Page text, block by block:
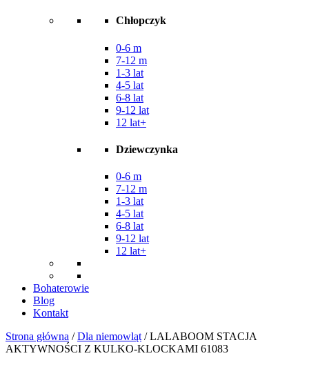
Chłopczyk
0-6 m
7-12 m
1-3 lat
4-5 lat
6-8 lat
9-12 lat
12 lat+
Dziewczynka
0-6 m
7-12 m
1-3 lat
4-5 lat
6-8 lat
9-12 lat
12 lat+
Bohaterowie
Blog
Kontakt
Strona główna /Dla niemowląt / LALABOOM STACJA
AKTYWNOŚCI Z KULKO-KLOCKAMI 61083